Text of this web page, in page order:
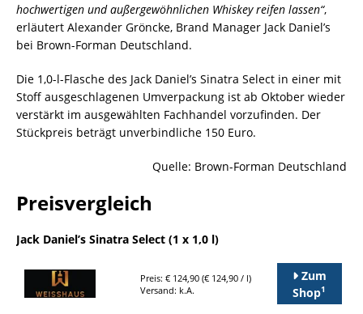
hochwertigen und außergewöhnlichen Whiskey reifen lassen“,
erläutert Alexander Gröncke, Brand Manager Jack Daniel’s
bei Brown-Forman Deutschland.
Die 1,0-l-Flasche des Jack Daniel’s Sinatra Select in einer mit
Stoff ausgeschlagenen Umverpackung ist ab Oktober wieder
verstärkt im ausgewählten Fachhandel vorzufinden. Der
Stückpreis beträgt unverbindliche 150 Euro.
Quelle: Brown-Forman Deutschland
Preisvergleich
Jack Daniel’s Sinatra Select (1 x 1,0 l)
Preis: € 124,90 (€ 124,90 / l)
Versand: k.A.
Zum
Shop1